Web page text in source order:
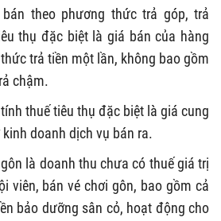
theo phương thức trả góp, trả
thụ đặc biệt là giá bán của hàng
trả tiền một lần, không bao gồm
chậm.
thuế tiêu thụ đặc biệt là giá cung
doanh dịch vụ bán ra.
là doanh thu chưa có thuế giá trị
viên, bán vé chơi gôn, bao gồm cả
bảo dưỡng sân cỏ, hoạt động cho